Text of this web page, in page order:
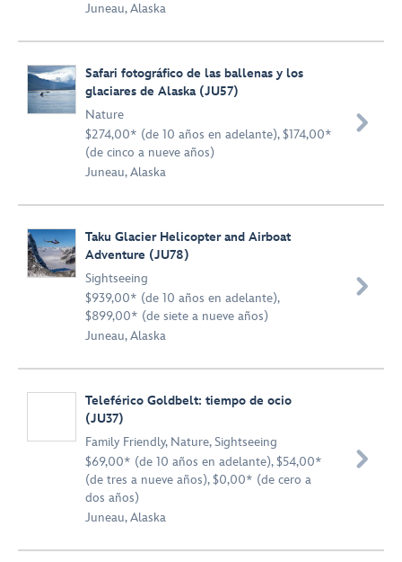
Juneau, Alaska
Safari fotográfico de las ballenas y los
glaciares de Alaska (JU57)
Nature
$274,00* (de 10 años en adelante), $174,00*
(de cinco a nueve años)
Juneau, Alaska

Taku Glacier Helicopter and Airboat
Adventure (JU78)
Sightseeing
$939,00* (de 10 años en adelante),
$899,00* (de siete a nueve años)
Juneau, Alaska

Teleférico Goldbelt: tiempo de ocio
(JU37)
Family Friendly, Nature,Sightseeing
$69,00* (de 10 años en adelante), $54,00*
(de tres a nueve años), $0,00* (de cero a
dos años)
Juneau, Alaska
